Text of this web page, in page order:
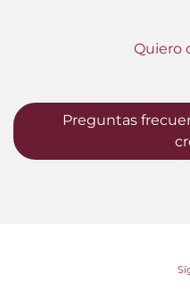
Quiero
Preguntas